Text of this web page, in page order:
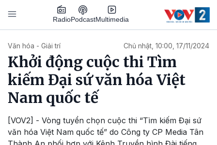
Nhảy đến nội dung
RadioPodcastMultimedia
Văn hóa - Giải trí Chủ nhật, 10:00, 17/11/2024
Khởi động cuộc thi Tìm
kiếm Đại sứ văn hóa Việt
Nam quốc tế
[VOV2] - Vòng tuyển chọn cuộc thi “Tìm kiếm Đại sứ
văn hóa Việt Nam quốc tế” do Công ty CP Media Tân